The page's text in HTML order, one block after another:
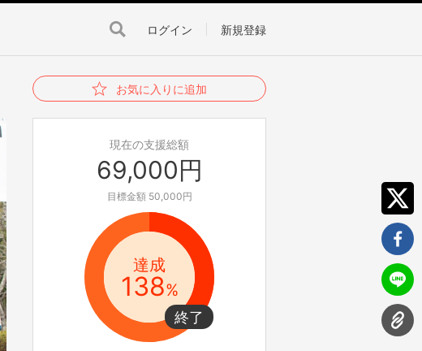
ログイン 新規登録
お気に入りに追加
現在の支援総額
69,000円
目標金額 50,000円
達成
138%